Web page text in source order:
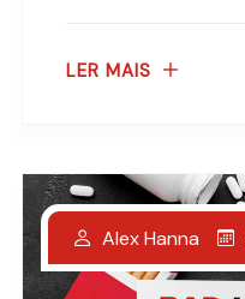
LER MAIS
Alex Hanna